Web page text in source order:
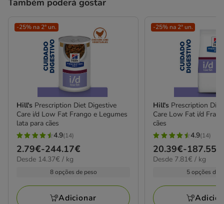
Também poderá gostar
-25% na 2ª un.
Hill's Prescription Diet Digestive
Care i/d Low Fat Frango e Legumes
lata para cães
4.9
estrelas
com
avaliações
4.9(14)
Preço
de
244.17€
2.79€-244.17€
14.37€
Desde 14.37€ / kg
8 opções de peso
Adicionar
-25% na 2ª un.
Hill's Prescription
Care Low Fat i/d
cães
4.9
estrelas
com
avaliações
4.9(14)
Preço
de
187.55€
20.39€-187.55€
7.81€
Desde 7.81€ / kg
5 opções de